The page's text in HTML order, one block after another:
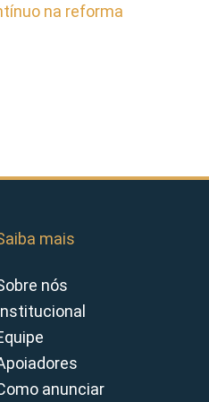
na reforma
mais
nós
anunciar